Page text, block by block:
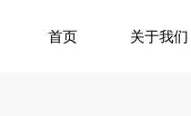
首页 关于我们